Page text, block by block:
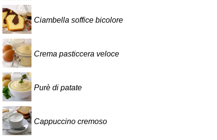
Ciambella soffice bicolore
Crema pasticcera veloce
Purè di patate
Cappuccino cremoso